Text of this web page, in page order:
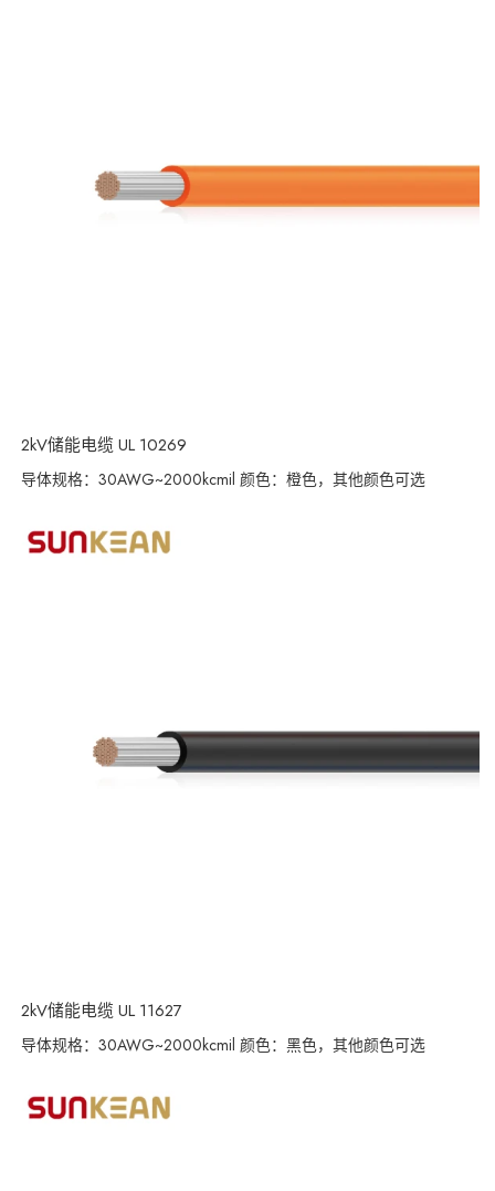
2kV储能电缆 UL 10269
导体规格：30AWG~2000kcmil 颜色：橙色，其他颜色可选
2kV储能电缆 UL 11627
导体规格：30AWG~2000kcmil 颜色：黑色，其他颜色可选